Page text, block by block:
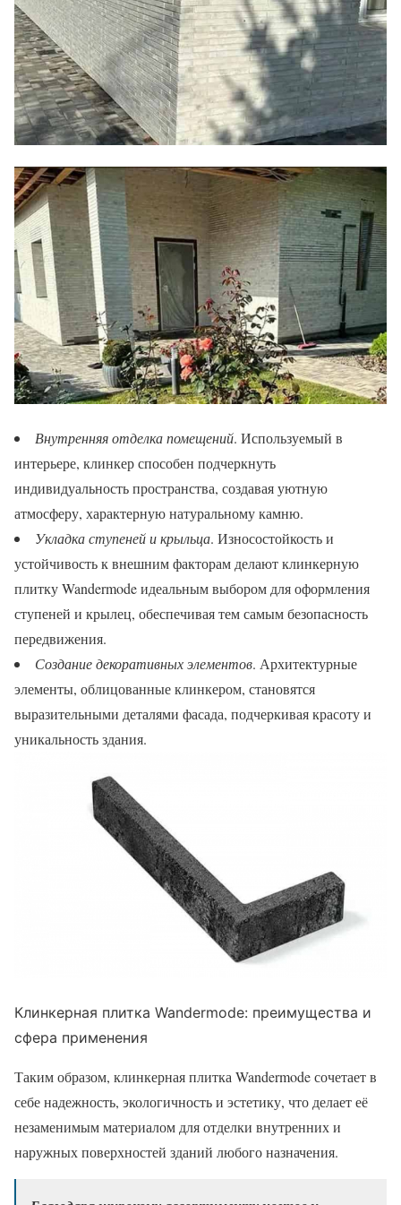
Внутренняя отделка помещений. Используемый в
интерьере, клинкер способен подчеркнуть
индивидуальность пространства, создавая уютную
атмосферу, характерную натуральному камню.
Укладка ступеней и крыльца. Износостойкость и
устойчивость к внешним факторам делают клинкерную
плитку Wandermode идеальным выбором для оформления
ступеней и крылец, обеспечивая тем самым безопасность
передвижения.
Создание декоративных элементов. Архитектурные
элементы, облицованные клинкером, становятся
выразительными деталями фасада, подчеркивая красоту и
уникальность здания.
Клинкерная плитка Wandermode: преимущества и
сфера применения
Таким образом, клинкерная плитка Wandermode сочетает в
себе надежность, экологичность и эстетику, что делает её
незаменимым материалом для отделки внутренних и
наружных поверхностей зданий любого назначения.